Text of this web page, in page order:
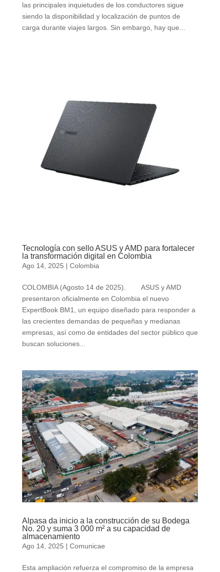
las principales inquietudes de los conductores sigue
siendo la disponibilidad y localización de puntos de
carga durante viajes largos. Sin embargo, hay que...
Tecnología con sello ASUS y AMD para fortalecer
la transformación digital en Colombia
Ago 14, 2025 | Colombia
COLOMBIA (Agosto 14 de 2025). ASUS y AMD
presentaron oficialmente en Colombia el nuevo
ExpertBook BM1, un equipo diseñado para responder a
las crecientes demandas de pequeñas y medianas
empresas, así como de entidades del sector público que
buscan soluciones...
Alpasa da inicio a la construcción de su Bodega
No. 20 y suma 3 000 m² a su capacidad de
almacenamiento
Ago 14, 2025 | Comunicae
Esta ampliación refuerza el compromiso de la empresa